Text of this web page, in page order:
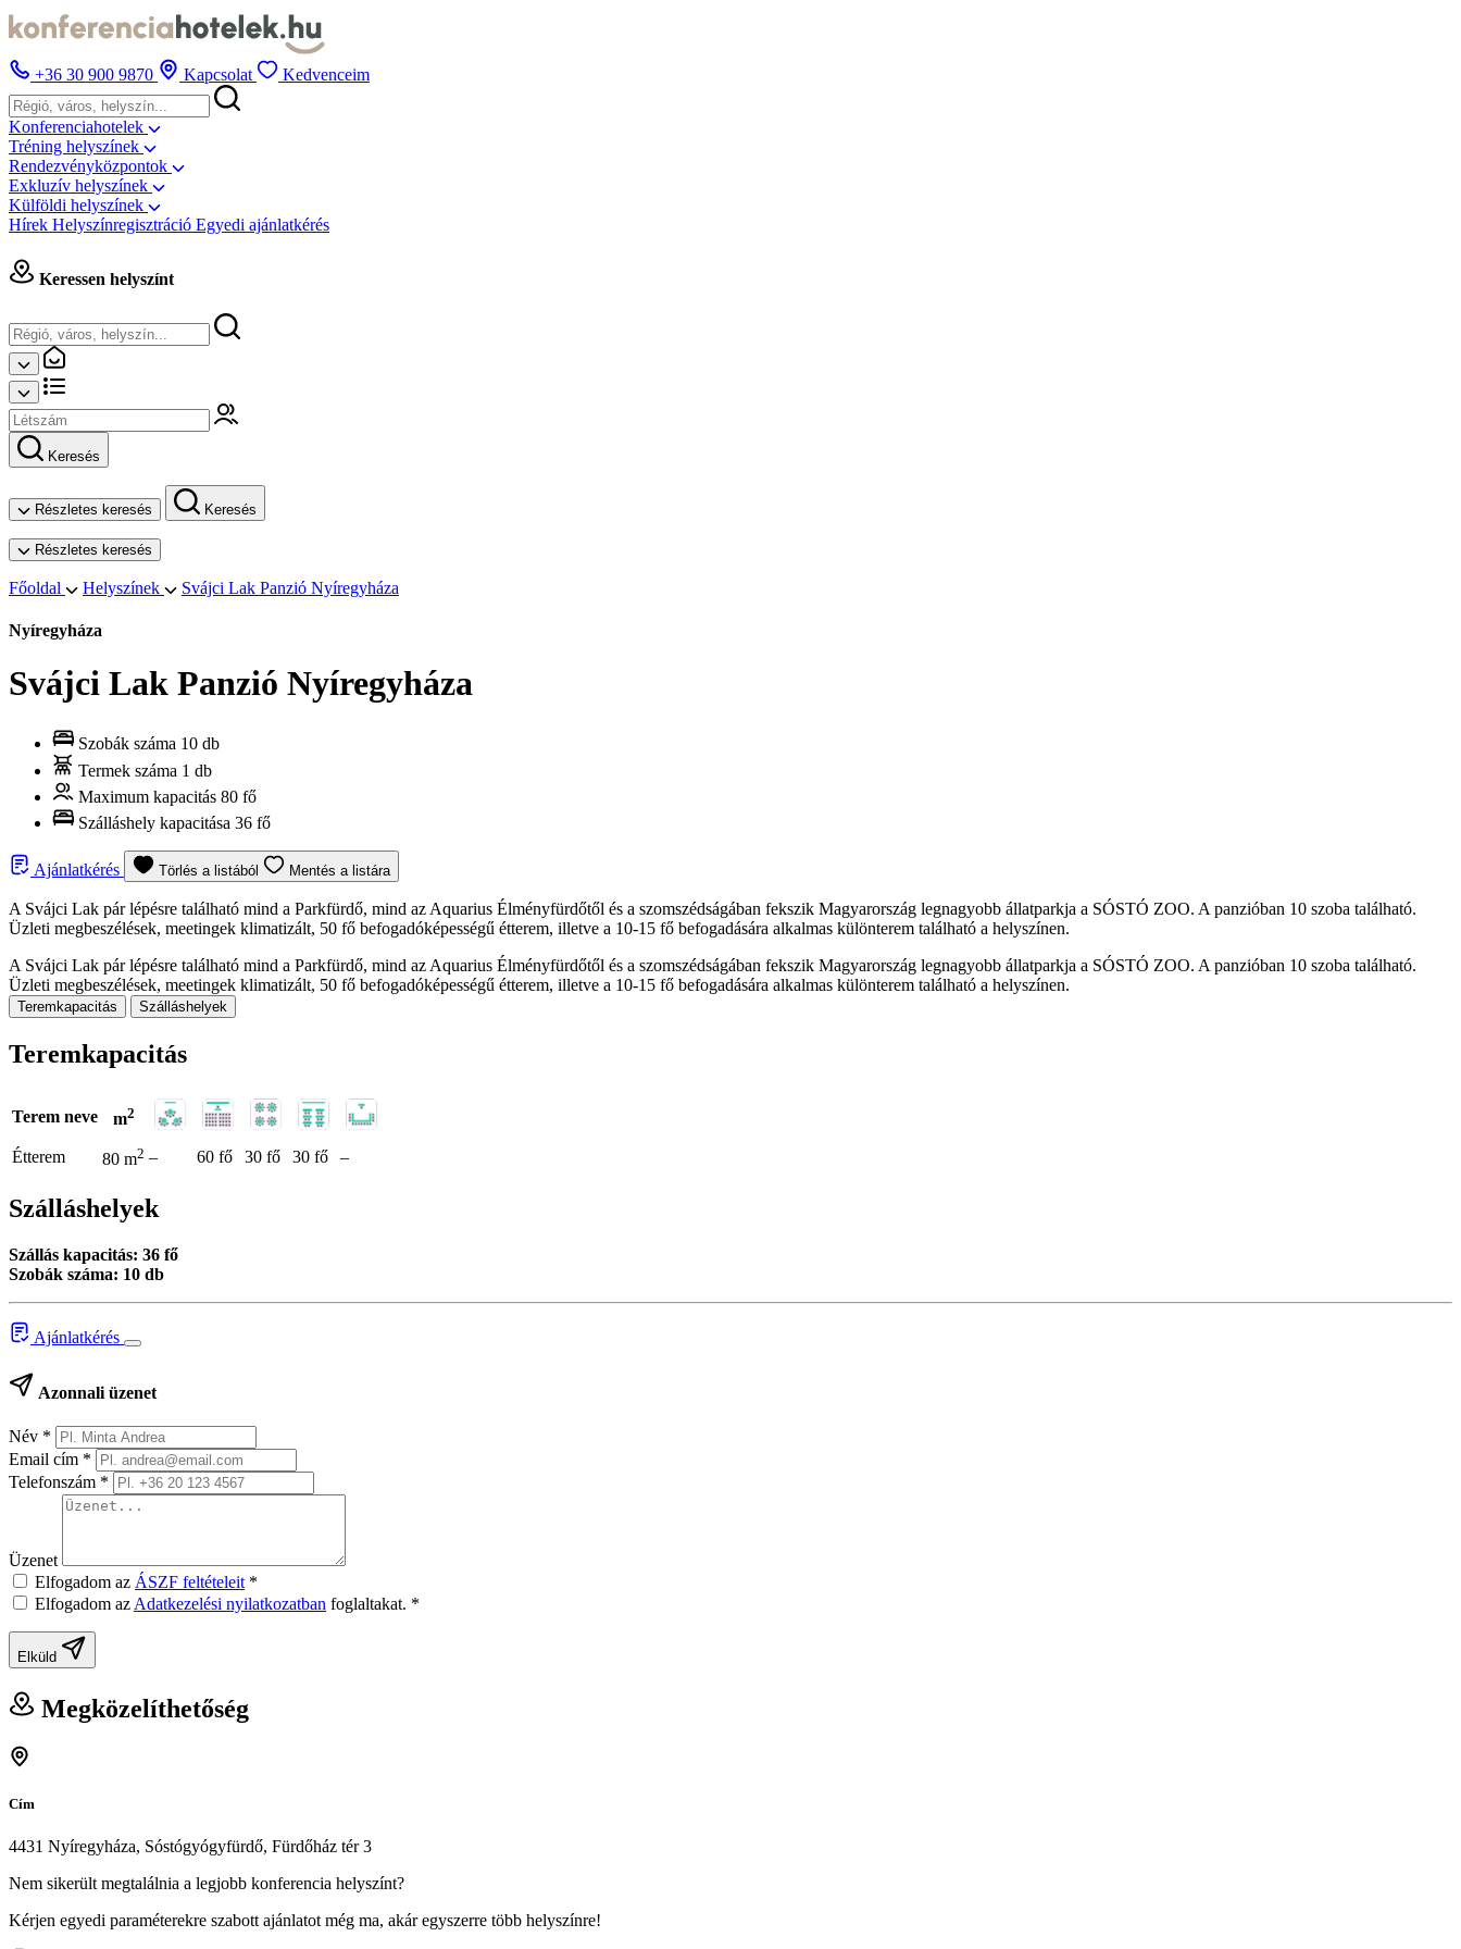
+36 30 900 9870 Kapcsolat Kedvenceim
Konferenciahotelek
Tréning helyszínek
Rendezvényközpontok
Exkluzív helyszínek
Külföldi helyszínek
Hírek Helyszínregisztráció Egyedi ajánlatkérés
Keressen helyszínt
Keresés
Részletes keresés Keresés
Részletes keresés
Főoldal Helyszínek Svájci Lak Panzió Nyíregyháza
Nyíregyháza
Svájci Lak Panzió Nyíregyháza
Szobák száma 10 db
Termek száma 1 db
Maximum kapacitás 80 fő
Szálláshely kapacitása 36 fő
Ajánlatkérés Törlés a listából Mentés a listára
A Svájci Lak pár lépésre található mind a Parkfürdő, mind az Aquarius Élményfürdőtől és a szomszédságában fekszik Magyarország legnagyobb állatparkja a SÓSTÓ ZOO. A panzióban 10 szoba található.
Üzleti megbeszélések, meetingek klimatizált, 50 fő befogadóképességű étterem, illetve a 10-15 fő befogadására alkalmas különterem található a helyszínen.
A Svájci Lak pár lépésre található mind a Parkfürdő, mind az Aquarius Élményfürdőtől és a szomszédságában fekszik Magyarország legnagyobb állatparkja a SÓSTÓ ZOO. A panzióban 10 szoba található.
Üzleti megbeszélések, meetingek klimatizált, 50 fő befogadóképességű étterem, illetve a 10-15 fő befogadására alkalmas különterem található a helyszínen.
Teremkapacitás Szálláshelyek
Teremkapacitás
Terem neve m2
Étterem 80 m2 – 60 fő 30 fő 30 fő –
Szálláshelyek
Szállás kapacitás: 36 fő
Szobák száma: 10 db
Ajánlatkérés
Azonnali üzenet
Név *
Email cím *
Telefonszám *
Üzenet
Elfogadom az ÁSZF feltételeit *
Elfogadom az Adatkezelési nyilatkozatban foglaltakat. *
Elküld
Megközelíthetőség
Cím
4431 Nyíregyháza, Sóstógyógyfürdő, Fürdőház tér 3
Nem sikerült megtalálnia a legjobb konferencia helyszínt?
Kérjen egyedi paraméterekre szabott ajánlatot még ma, akár egyszerre több helyszínre!